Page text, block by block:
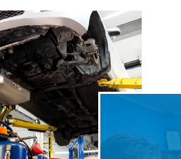
Ремонт Хендай
Ремонт Ниссан
Ремонт Инфинити
Ремонт Тойота